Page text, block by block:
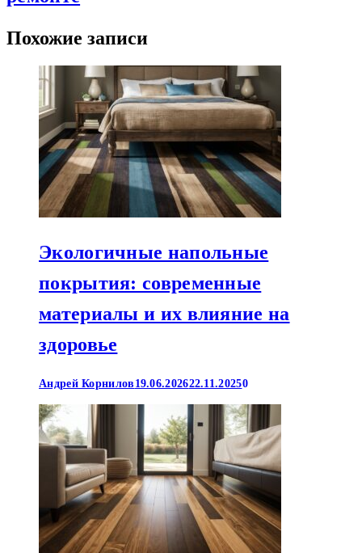
Похожие записи
Экологичные напольные
покрытия: современные
материалы и их влияние на
здоровье
Андрей Корнилов 19.06.202622.11.20250